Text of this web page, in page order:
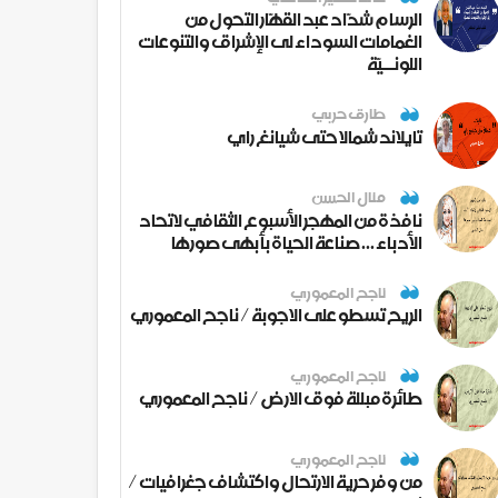
الرسام شدّاد عبد القهّار التحول من
الغمامات السوداء لى الإشراق والتنوعات
اللونــيّة
طارق حربي
تايلاند شمالا حتى شيانغ راي
منال الحسن
نافذة من المهجر الأسبوع الثقافي لاتحاد
الأدباء ... صناعة الحياة بأبهى صورها
ناجح المعموري
الريح تسطو على الاجوبة / ناجح المعموري
ناجح المعموري
طائرة مبللة فوق الارض / ناجح المعموري
ناجح المعموري
من وفر حرية الارتحال واكتشاف جغرافيات /